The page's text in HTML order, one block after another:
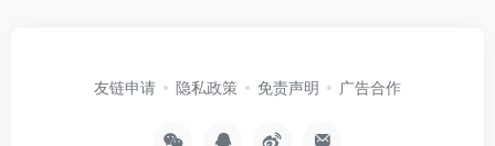
友链申请 隐私政策 免责声明 广告合作